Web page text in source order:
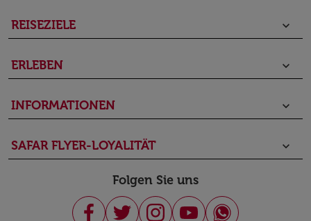
REISEZIELE keyboard_arrow_down
ERLEBEN keyboard_arrow_down
INFORMATIONEN keyboard_arrow_down
SAFAR FLYER-LOYALITÄT keyboard_arrow_down
Folgen Sie uns